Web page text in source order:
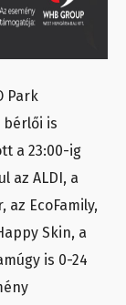
Park
bérlői is
a 23:00-ig
az ALDI, a
az EcoFamily,
Skin, a
is 0-24